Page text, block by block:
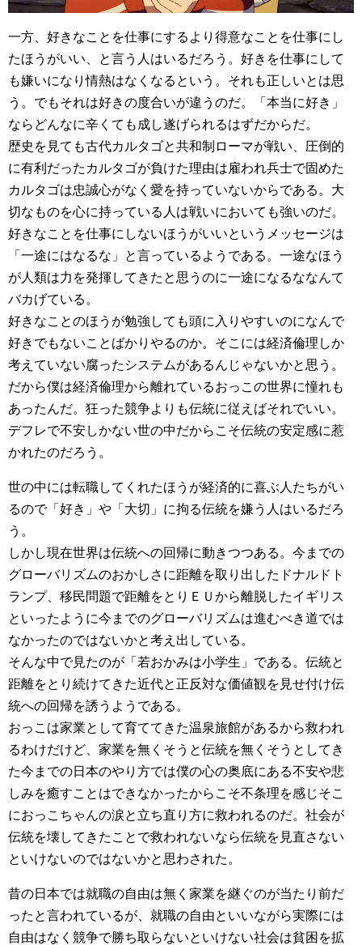
一方、好きなことを仕事にするより得意なことを仕事にし
たほうがいい、と言う人はいるだろう。好きを仕事にして
も嫌いになり情熱はなくなるという。それも正しいとは思
う。でもそれは好きの度合いが違うのだ。「本当に好き」
ならどんなに辛くても成し遂げられるはずだからだ。
歴史を見ても古代カルタゴと共和制ローマが戦い、圧倒的
に有利だったカルタゴが負けた理由は雇われ兵士で固めた
カルタゴは忠誠心がなく愛を持っていないからである。大
切なものを心に持っている人は戦いにおいても強いのだ。
好きなことを仕事にしないほうがいいというメッセージは
「一途にはなるな」と言っているようである。一途なほう
が人類は力を発揮してきたと思うのに一途になるななんて
バカげている。
好きなことのほうが勉強しても頭に入りやすいのになんで
好きでもないことばかりやるのか。そこには経済倫理しか
考えていない腐ったシステムがあるんじゃないかと思う。
だから僕は経済倫理から離れているおっこの世界に憧れも
あったんだ。狂った競争よりも伝統に従えばそれでいい。
デフレで不安しかない世の中だからこそ伝統の安定感に惹
かれたのだろう。
世の中には転職してくれたほうが経済的に喜ぶ人たちがい
るので「好き」や「大切」に拘る伝統を嫌う人はいるだろ
う。
しかし現在世界は伝統への回帰に動きつつある。今までの
グローバリズムのおかしさに距離を取り出したドナルドト
ランプ、移民問題で距離をとりＥＵから離脱したイギリス
といったように今までのグローバリズムは進むべき道では
なかったのではないかと考え出している。
そんな中で見たのが「若おかみは小学生」である。伝統と
距離をとり続けてきた近代と正反対な価値観を見せ付け伝
統への回帰を誘うようである。
おっこは家業として育ててきた温泉旅館があるから救われ
るわけだけど、家業を無くそうと伝統を無くそうとしてき
た今までの日本のやり方では僕の心の奥底にある不安や悲
しみを癒すことはできなかったからこそ不条理を感じそこ
におっこちゃんの涙と立ち直り方に救われるのだ。社会が
伝統を壊してきたことで救われないなら伝統を見直さない
といけないのではないかと思わされた。
昔の日本では就職の自由は無く家業を継ぐのが当たり前だ
ったと言われているが、就職の自由といいながら実際には
自由はなく競争で勝ち取らないといけない社会は貧困を拡